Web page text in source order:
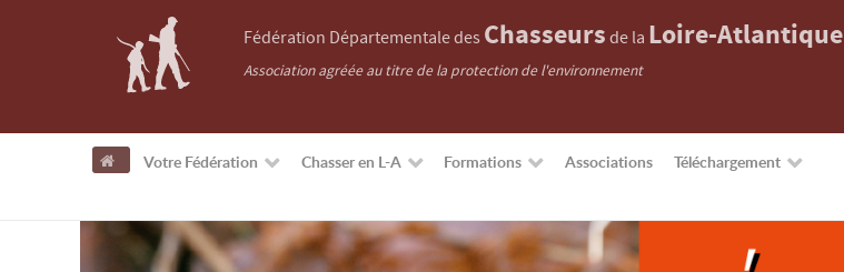
Fédération Départementale des Chasseurs de la Loire-Atlantique
Association agréée au titre de la protection de l'environnement
Votre Fédération Chasser en L-A Formations Associations Téléchargement